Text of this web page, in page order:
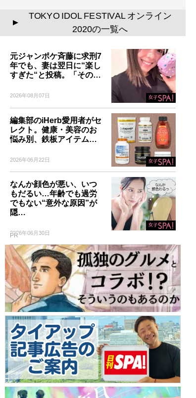
▲
TOKYO IDOL FESTIVAL オンライン
2020の一覧へ
元ジャンポケ斉藤に求刑7
年でも、妻は翌日に“楽し
すぎた“と投稿。「その…
2026年08月07日
編集部のiHerb愛用者がセ
レクト。健康・美容のお
悩み別、鉄板アイテム…
2026年06月22日
なんか顔色が悪い、いつ
もだるい…年齢でも過労
でもない“意外な原因”が
隠…
2026年06月30日
PR